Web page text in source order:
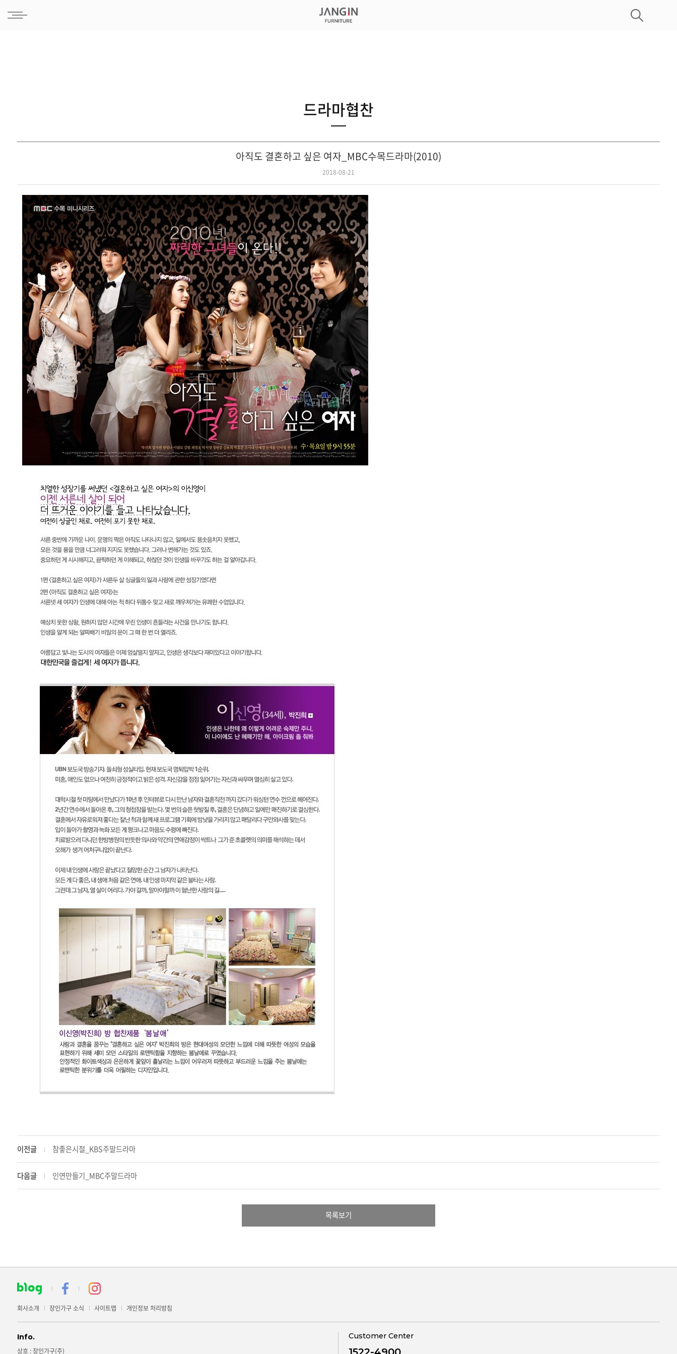
드라마협찬
아직도 결혼하고 싶은 여자_MBC수목드라마(2010)
2018-08-21
이전글 참좋은시절_KBS주말드라마
다음글 인연만들기_MBC주말드라마
목록보기
회사소개 장인가구 소식 사이트맵 개인정보 처리방침
Info.
상호 : 장인가구(주)
Customer Center